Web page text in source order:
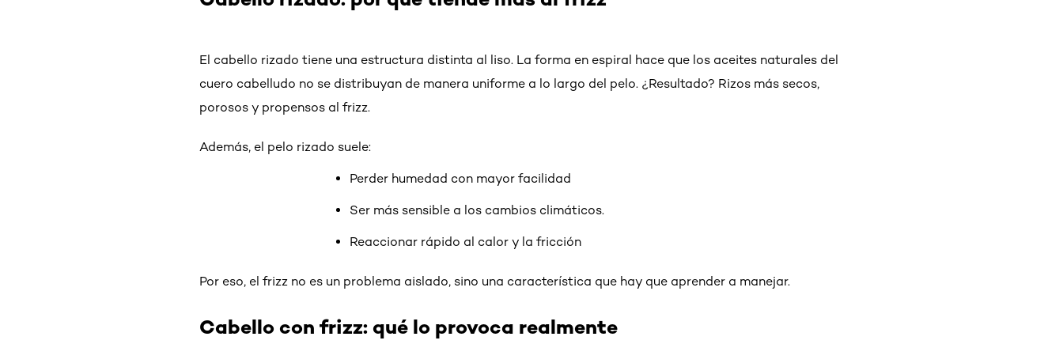
El cabello rizado tiene una estructura distinta al liso. La forma en espiral hace que los aceites naturales del
cuero cabelludo no se distribuyan de manera uniforme a lo largo del pelo. ¿Resultado? Rizos más secos,
porosos y propensos al frizz.
Además, el pelo rizado suele:
Perder humedad con mayor facilidad
Ser más sensible a los cambios climáticos.
Reaccionar rápido al calor y la fricción
Por eso, el frizz no es un problema aislado, sino una característica que hay que aprender a manejar.
Cabello con frizz: qué lo provoca realmente